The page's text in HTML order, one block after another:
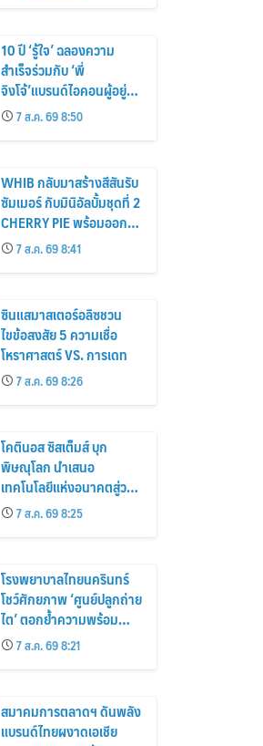
10 ปี ‘รู้ใจ’ ฉลองความ
สำเร็จร่วมกับ ‘พี่
จิงโจ้’แบรนด์ไอคอนผู้อยู่
เบื้องหลังนวัตกรรมประกัน
ภัยดิจิทัลตลอดหนึ่ง
ทศวรรษ
7 ส.ค. 69 8:50
WHIB กลับมาสร้างสีสันรับ
ซัมเมอร์ กับมินิอัลบั้มชุดที่ 2
CHERRY PIE พร้อมออก
เดินทางค้นหาสีสันที่เป็นตัว
ตนที่เป็นเอกลักษณ์ของตัว
เอง
7 ส.ค. 69 8:41
ซินแสมาสเตอร์อลิซชวน
ไขข้อสงสัย 5 ความเชื่อ
โหราศาสตร์ VS. การเดท
7 ส.ค. 69 8:26
โคตินอส ซิสเต็มส์ บุก
พิษณุโลก นำเสนอ
เทคโนโลยีแห่งอนาคตสู่วง
การเฮลท์แคร์
7 ส.ค. 69 8:25
โรงพยาบาลไทยนครินทร์
โชว์ศักยภาพ ‘ศูนย์ปลูกถ่าย
ไต’ ตอกย้ำความพร้อม
ระดับมาตรฐาน เดินหน้า
ผ่าตัดปลูกถ่ายไตสำเร็จ 2
รายพร้อมกัน จากผู้บริจาค
7 ส.ค. 69 8:21
สมาคมการตลาดฯ ดันพลัง
แบรนด์ไทยผงาดเอเชีย